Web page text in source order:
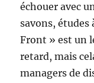
échouer avec
savons, études
Front » est un
retard, mais
managers de